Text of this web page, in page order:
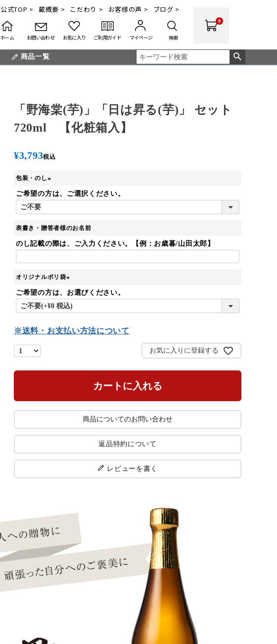
公式TOP > 蔵概要 > こだわり > お客様の声 > ブログ >
ホーム お問い合わせ お気に入り ご利用ガイド マイページ 検索
0
商品一覧
「野海棠(芋)」「日は昇る(芋)」 セット
720ml 【化粧箱入】
¥3,793税込
包装・のし
(
須
)
ご希望の方は、ご選択ください。
表書き・贈答者様のお名前
のし記載の際は、ご入力ください。【例：お歳暮/山田太郎】
オリジナルポリ袋
(
必
須
)
ご希望の方は、お選びください。
※送料・お支払い方法について
お気に入りに登録する
カートに入れる
商品についてのお問い合わせ
返品特約について
レビューを書く